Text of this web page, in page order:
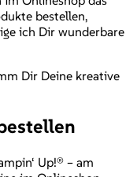
bestellen,
ich Dir wunderbare
Dir Deine kreative
Up!® – am